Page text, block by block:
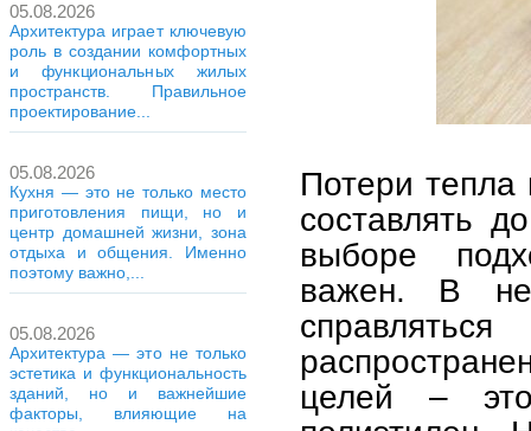
05.08.2026
Архитектура играет ключевую
роль в создании комфортных
и функциональных жилых
пространств. Правильное
проектирование...
05.08.2026
Кухня — это не только место
приготовления пищи, но и
центр домашней жизни, зона
отдыха и общения. Именно
поэтому важно,...
05.08.2026
Архитектура — это не только
эстетика и функциональность
зданий, но и важнейшие
факторы, влияющие на
Потери тепла
составлять
выборе
важен. В
целей –